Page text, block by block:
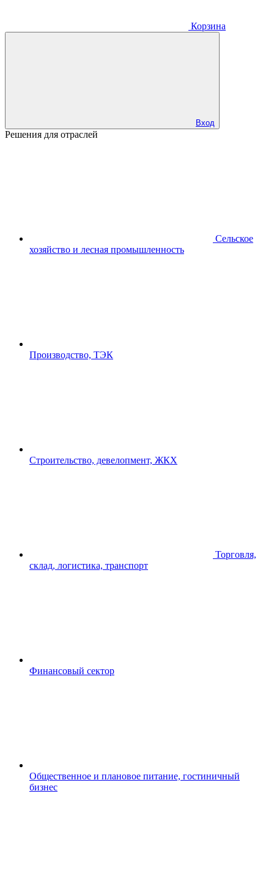
Корзина
Вход
Решения для отраслей
Сельское
хозяйство и лесная промышленность
Производство, ТЭК
Строительство, девелопмент, ЖКХ
Торговля,
склад, логистика, транспорт
Финансовый сектор
Общественное и плановое питание, гостиничный
бизнес